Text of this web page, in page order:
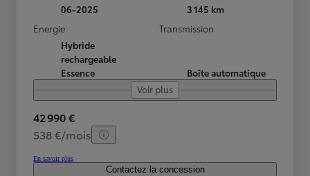
06-2025
3 145 km
Energie
Hybride
rechargeable
Essence
Transmission
Boîte automatique
Voir plus
42 990 €
538 €/mois
En savoir plus
Contactez la concession